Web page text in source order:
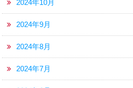
2024年10月
2024年9月
2024年8月
2024年7月